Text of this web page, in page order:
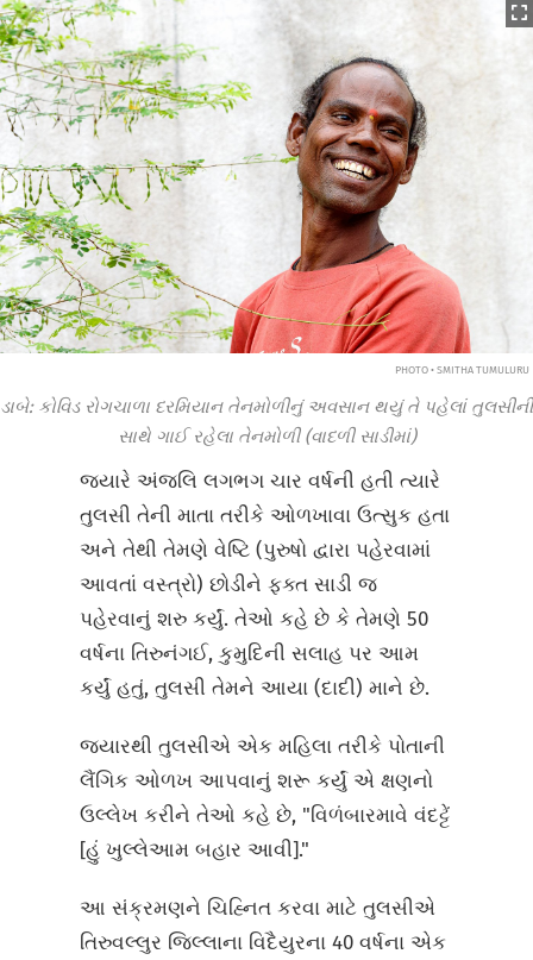
PHOTO • SMITHA TUMULURU
ડાબે: કોવિડ રોગચાળા દરમિયાન તેનમોળીનું અવસાન થયું તે પહેલાં તુલસીની
સાથે ગાઈ રહેલા તેનમોળી (વાદળી સાડીમાં)
જ્યારે અંજલિ લગભગ ચાર વર્ષની હતી ત્યારે
તુલસી તેની માતા તરીકે ઓળખાવા ઉત્સુક હતા
અને તેથી તેમણે વેષ્ટિ (પુરુષો દ્વારા પહેરવામાં
આવતાં વસ્ત્રો) છોડીને ફક્ત સાડી જ
પહેરવાનું શરુ કર્યું. તેઓ કહે છે કે તેમણે 50
વર્ષના તિરુનંગઈ, કુમુદિની સલાહ પર આમ
કર્યું હતું, તુલસી તેમને આયા (દાદી) માને છે.
જ્યારથી તુલસીએ એક મહિલા તરીકે પોતાની
લૈંગિક ઓળખ આપવાનું શરૂ કર્યું એ ક્ષણનો
ઉલ્લેખ કરીને તેઓ કહે છે, "વિળંબારમાવે વંદટ્ટેં
[હું ખુલ્લેઆમ બહાર આવી]."
આ સંક્રમણને ચિહ્નિત કરવા માટે તુલસીએ
તિરુવલ્લુર જિલ્લાના વિદૈયુરના 40 વર્ષના એક